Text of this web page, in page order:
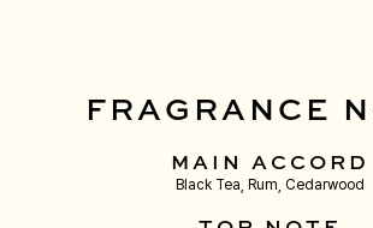
FRAGRANCE
MAIN ACCORD
Black Tea, Rum, Cedarwood